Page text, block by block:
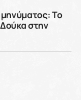
μηνύματος: Το
στην